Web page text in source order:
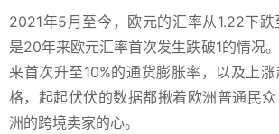
2021年5月至今，欧元的汇率从1.22下
是20年来欧元汇率首次发生跌破1的情况
来首次升至10%的通货膨胀率，以及上
格，起起伏伏的数据都揪着欧洲普通民
洲的跨境卖家的心。